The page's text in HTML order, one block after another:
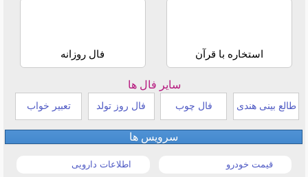
استخاره با قرآن فال روزانه
سایر فال ها
طالع بینی هندی فال چوب فال روز تولد تعبیر خواب
سرویس ها
قیمت خودرو اطلاعات دارویی